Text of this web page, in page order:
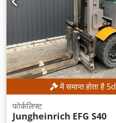
में समाप्त होता है 5d
फोर्कलिफ्ट
Jungheinrich EFG S40